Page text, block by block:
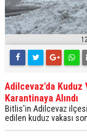
Adilcevaz'da Kuduz
Karantinaya Alındı
Bitlis'in Adilcevaz
edilen kuduz vakası